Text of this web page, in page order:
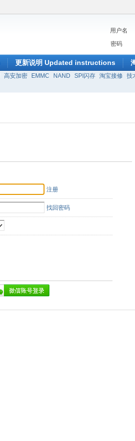
用户名
密码
更新说明 Updated instructions
高安加密 EMMC NAND SPI闪存 淘宝接修 技
注册
找回密码